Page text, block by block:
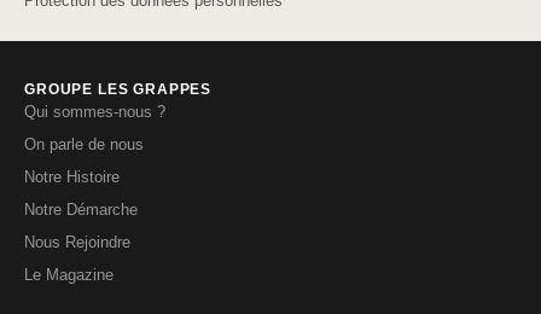
GROUPE LES GRAPPES
Qui sommes-nous ?
On parle de nous
Notre Histoire
Notre Démarche
Nous Rejoindre
Le Magazine